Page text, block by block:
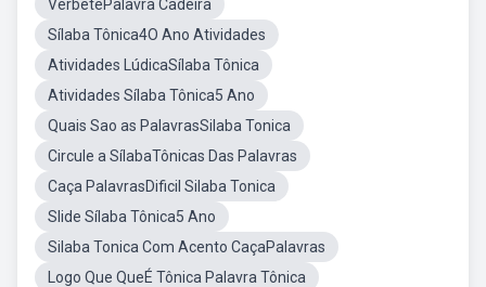
VerbetePalavra Cadeira
Sílaba Tônica4O Ano Atividades
Atividades LúdicaSílaba Tônica
Atividades Sílaba Tônica5 Ano
Quais Sao as PalavrasSilaba Tonica
Circule a SílabaTônicas Das Palavras
Caça PalavrasDificil Silaba Tonica
Slide Sílaba Tônica5 Ano
Silaba Tonica Com Acento CaçaPalavras
Logo Que QueÉ Tônica Palavra Tônica